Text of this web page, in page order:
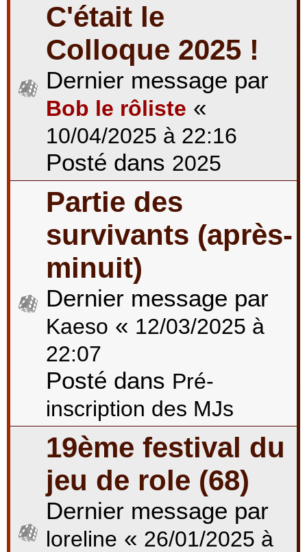
C'était le
Colloque 2025 !
Dernier message par
Bob le rôliste «
10/04/2025 à 22:16
Posté dans 2025
Partie des
survivants (après-
minuit)
Dernier message par
Kaeso « 12/03/2025 à
22:07
Posté dans Pré-
inscription des MJs
19ème festival du
jeu de role (68)
Dernier message par
loreline « 26/01/2025 à